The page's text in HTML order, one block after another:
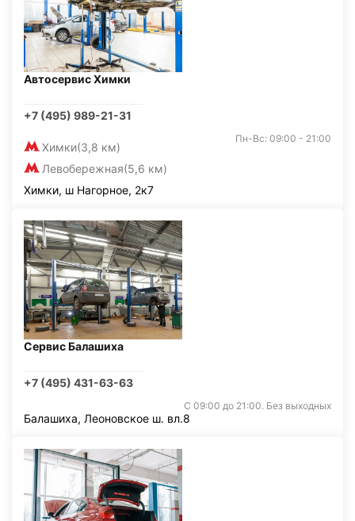
Автосервис Химки
+7 (495) 989-21-31
Химки(3,8 км)
Левобережная(5,6 км)
Пн-Вс: 09:00 - 21:00
Химки, ш Нагорное, 2к7
Сервис Балашиха
+7 (495) 431-63-63
С 09:00 до 21:00. Без выходных
Балашиха, Леоновское ш. вл.8